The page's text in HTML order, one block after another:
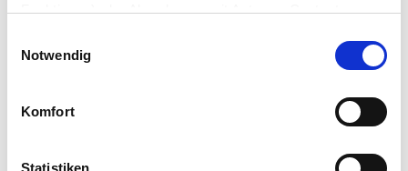
Funktionen), der Abrechnung mit Autoren, Content-
(z. B. Ladezeiten, personalisierte Inhalte,
Bereitstellung und Messen von Anzeigen, personalisierte
Anzeigen, Retargeting).
Die Einzelheiten können Sie unter Datenschutz
Notwendig
Komfort
Statistiken
Stellenanzeigen / Ausbildung
Service
Montageanleitungen